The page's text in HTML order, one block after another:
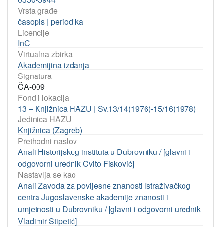
Vrsta građe
časopis | periodika
Licencije
InC
Virtualna zbirka
Akademijina izdanja
Signatura
ČA-009
Fond i lokacija
13 – Knjižnica HAZU | Sv.13/14(1976)-15/16(1978)
Jedinica HAZU
Knjižnica (Zagreb)
Prethodni naslov
Anali Historijskog instituta u Dubrovniku / [glavni i
odgovorni urednik Cvito Fisković]
Nastavlja se kao
Anali Zavoda za povijesne znanosti Istraživačkog
centra Jugoslavenske akademije znanosti i
umjetnosti u Dubrovniku / [glavni i odgovorni urednik
Vladimir Stipetić]